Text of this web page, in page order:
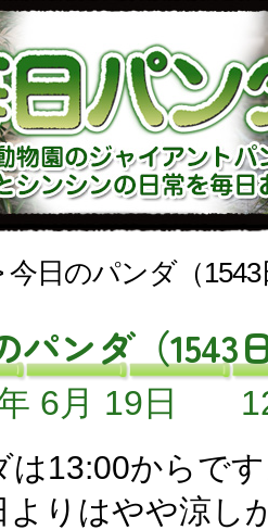
今日のパンダ（1543
パンダ（1543
6月 19日
は13:00からで
よりはやや涼し